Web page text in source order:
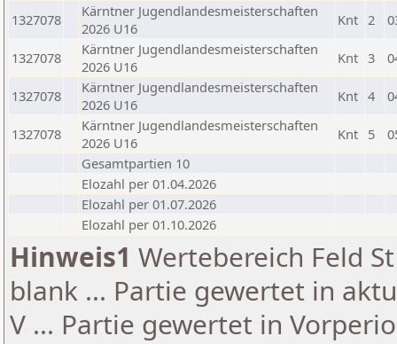
1327078
Kärntner Jugendlandesmeisterschaften
2026 U16
Knt 2
1327078
Kärntner Jugendlandesmeisterschaften
2026 U16
Knt 3
1327078
Kärntner Jugendlandesmeisterschaften
2026 U16
Knt 4
1327078
Kärntner Jugendlandesmeisterschaften
2026 U16
Knt 5
Gesamtpartien 10
Elozahl per 01.04.2026
Elozahl per 01.07.2026
Elozahl per 01.10.2026
Hinweis1 Wertebereich Feld
blank ... Partie gewertet in
V ... Partie gewertet in